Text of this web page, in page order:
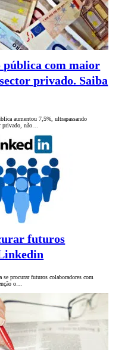
pública com maior
privado. Saiba
aumentou 7,5%, ultrapassando
privado, não…
futuros
procurar futuros colaboradores com
o…